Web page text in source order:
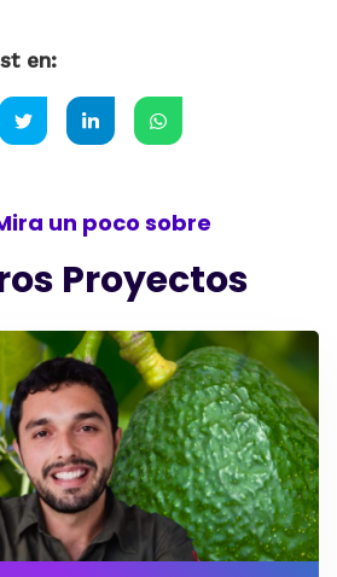
en:
un poco sobre
Proyectos